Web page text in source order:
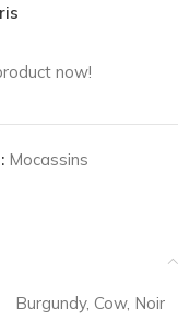
now!
Mocassins
Burgundy, Cow, Noir